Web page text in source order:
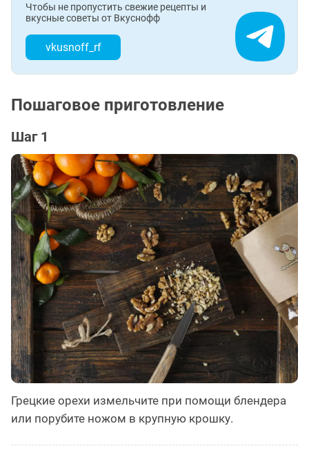
Чтобы не пропустить свежие рецепты и
вкусные советы от Вкуснофф
vkusnoff_rf
Пошаговое приготовление
Шаг 1
Грецкие орехи измельчите при помощи блендера
или порубите ножом в крупную крошку.